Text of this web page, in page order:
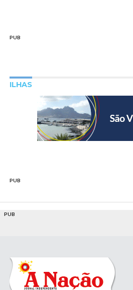
PUB
ILHAS
PUB
PUB